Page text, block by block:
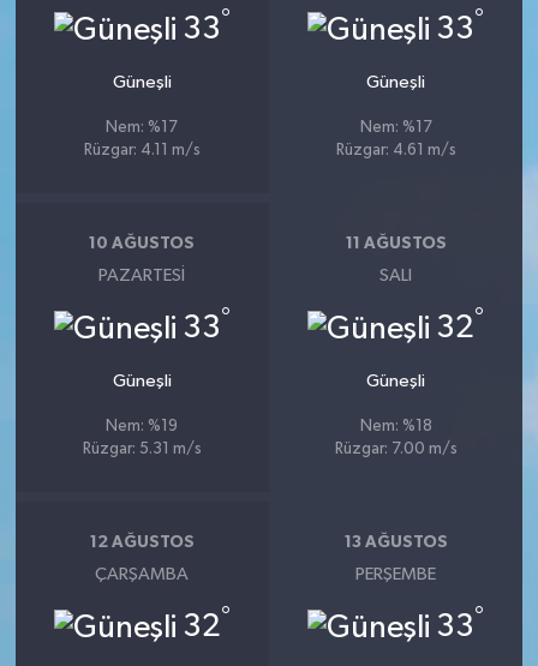
33°
Güneşli
Nem: %17
Rüzgar: 4.11 m/s
33°
Güneşli
Nem: %17
Rüzgar: 4.61 m/s
10 AĞUSTOS
PAZARTESI
33°
Güneşli
Nem: %19
Rüzgar: 5.31 m/s
11 AĞUSTOS
SALI
32°
Güneşli
Nem: %18
Rüzgar: 7.00 m/s
12 AĞUSTOS
ÇARŞAMBA
32°
13 AĞUSTOS
PERŞEMBE
33°